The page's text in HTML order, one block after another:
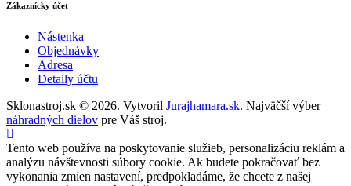
Zákaznícky účet
Nástenka
Objednávky
Adresa
Detaily účtu
Sklonastroj.sk © 2026. Vytvoril Jurajhamara.sk. Najväčší výber
náhradných dielov pre Váš stroj.
Tento web používa na poskytovanie služieb, personalizáciu reklám a
analýzu návštevnosti súbory cookie. Ak budete pokračovať bez
vykonania zmien nastavení, predpokladáme, že chcete z našej